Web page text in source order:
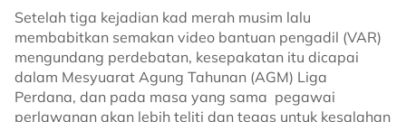
Setelah tiga kejadian kad merah musim lalu
membabitkan semakan video bantuan pengadil (VAR)
mengundang perdebatan, kesepakatan itu dicapai
dalam Mesyuarat Agung Tahunan (AGM) Liga
Perdana, dan pada masa yang sama pegawai
perlawanan akan lebih teliti dan tegas untuk kesalahan